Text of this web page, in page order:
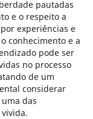
pautadas
e o respeito a
experiências e
conhecimento e a
pode ser
no processo
de um
considerar
das